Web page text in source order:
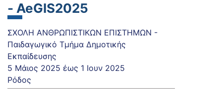
- AeGIS2025
ΣΧΟΛΗ ΑΝΘΡΩΠΙΣΤΙΚΩΝ ΕΠΙΣΤΗΜΩΝ -
Παιδαγωγικό Τμήμα Δημοτικής
Εκπαίδευσης
5 Μάιος 2025 έως 1 Ιουν 2025
Ρόδος